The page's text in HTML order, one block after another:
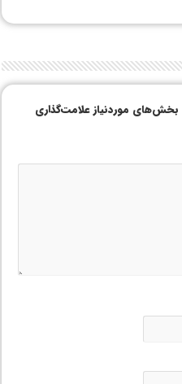
بخش‌های موردنیاز علامت‌گذاری